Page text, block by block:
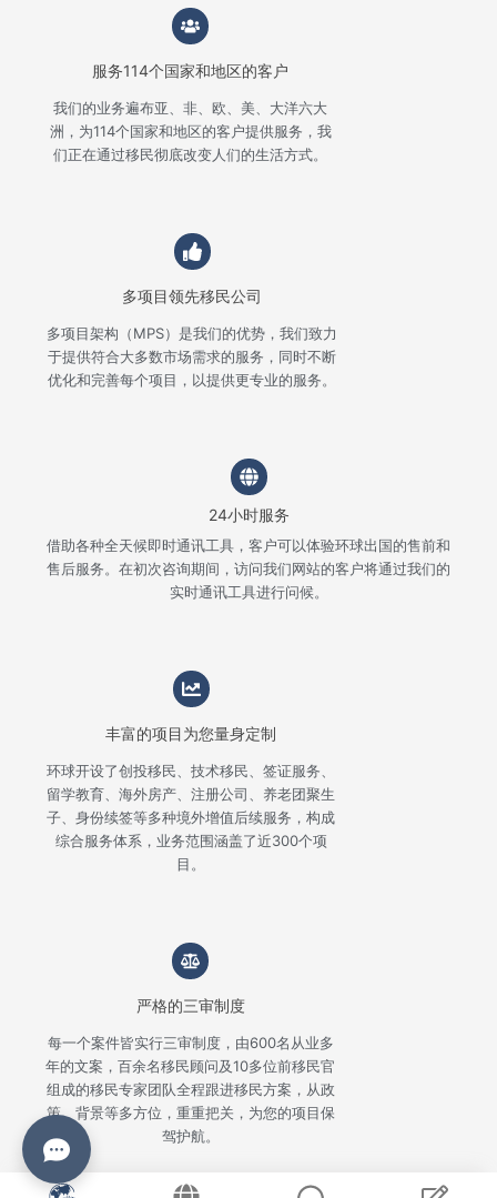
服务114个国家和地区的客户
我们的业务遍布亚、非、欧、美、大洋六大
洲，为114个国家和地区的客户提供服务，我
们正在通过移民彻底改变人们的生活方式。
多项目领先移民公司
多项目架构（MPS）是我们的优势，我们致力
于提供符合大多数市场需求的服务，同时不断
优化和完善每个项目，以提供更专业的服务。
24小时服务
借助各种全天候即时通讯工具，客户可以体验环球出国的售前和
售后服务。在初次咨询期间，访问我们网站的客户将通过我们的
实时通讯工具进行问候。
丰富的项目为您量身定制
环球开设了创投移民、技术移民、签证服务、
留学教育、海外房产、注册公司、养老团聚生
子、身份续签等多种境外增值后续服务，构成
综合服务体系，业务范围涵盖了近300个项
目。
严格的三审制度
每一个案件皆实行三审制度，由600名从业多
年的文案，百余名移民顾问及10多位前移民官
组成的移民专家团队全程跟进移民方案，从政
策、背景等多方位，重重把关，为您的项目保
驾护航。